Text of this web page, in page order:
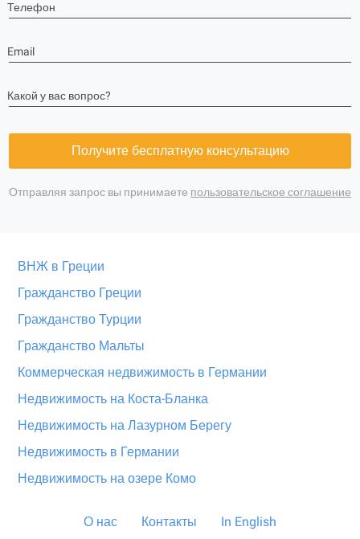
Телефон
Email
Какой у вас вопрос?
Получите бесплатную консультацию
Отправляя запрос вы принимаете пользовательское соглашение
ВНЖ в Греции
Гражданство Греции
Гражданство Турции
Гражданство Мальты
Коммерческая недвижимость в Германии
Недвижимость на Коста-Бланка
Недвижимость на Лазурном Берегу
Недвижимость в Германии
Недвижимость на озере Комо
О нас Контакты In English